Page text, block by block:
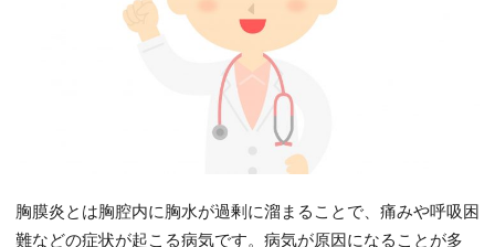
胸膜炎とは胸腔内に胸水が過剰に溜まることで、痛みや呼吸困
難などの症状が起こる病気です。病気が原因になることが多